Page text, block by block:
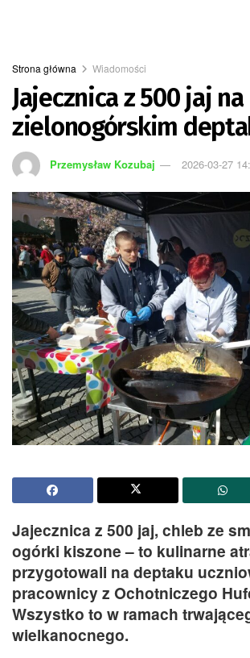
Strona główna Wiadomości
Jajecznica z 500 jaj na
zielonogórskim
Przemysław Kozubaj 2026-03-27
Jajecznica z 500 jaj, chleb ze
ogórki kiszone – to kulinarne
przygotowali na deptaku
pracownicy z Ochotniczego
Wszystko to w ramach
wielkanocnego.